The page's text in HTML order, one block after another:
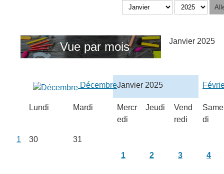
Vue par mois Janvier 2025
DécembreJanvier 2025
Lundi Mardi
Mercr
edi
Jeudi
Vend
redi
Same
di
1 30
31
1
2 3 4